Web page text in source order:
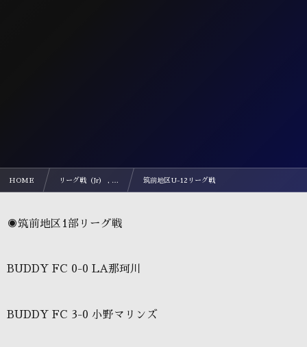
HOME リーグ戦（Jr） , … 筑前地区U-12リーグ戦
◉筑前地区1部リーグ戦
BUDDY FC 0-0 LA那珂川
BUDDY FC 3-0 小野マリンズ